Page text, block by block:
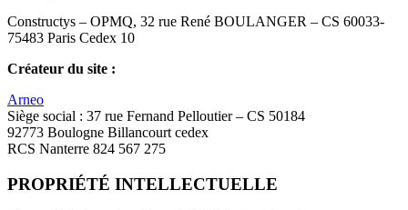
Constructys – OPMQ, 32 rue René BOULANGER – CS 60033-
75483 Paris Cedex 10
Créateur du site :
Arneo
Siège social : 37 rue Fernand Pelloutier – CS 50184
92773 Boulogne Billancourt cedex
RCS Nanterre 824 567 275
PROPRIÉTÉ INTELLECTUELLE